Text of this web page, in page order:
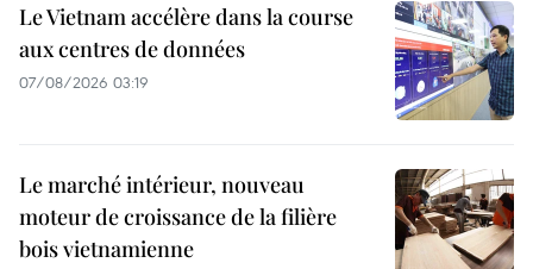
Le Vietnam accélère dans la course
aux centres de données
07/08/2026 03:19
Le marché intérieur, nouveau
moteur de croissance de la filière
bois vietnamienne